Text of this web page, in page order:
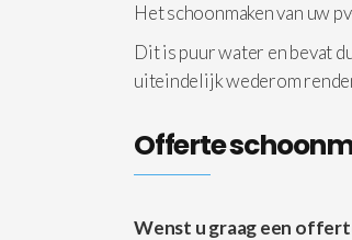
Het schoonmaken van uw
Dit is puur water en bevat
uiteindelijk wederom
Offerte
Wenst u graag een